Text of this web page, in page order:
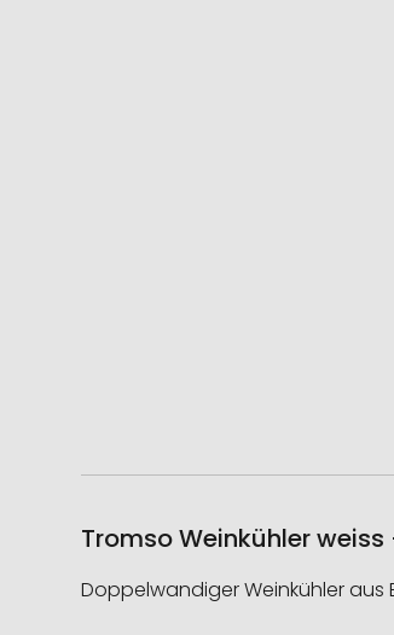
Tromso Weinkühler
Doppelwandiger Weinkühler